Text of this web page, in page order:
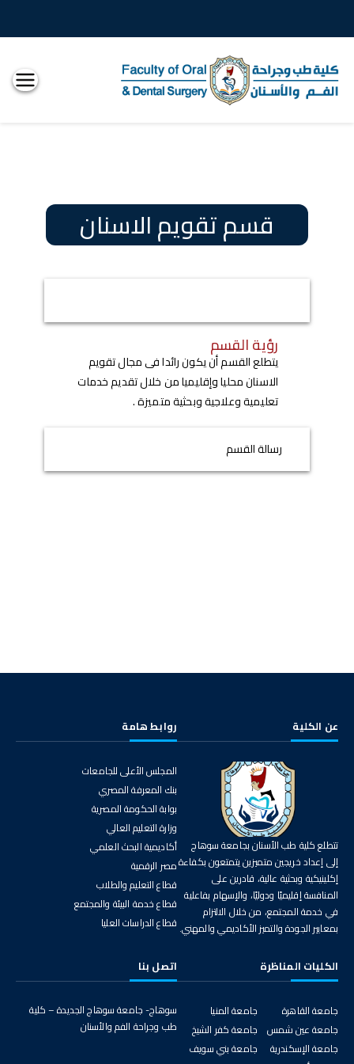
قسم تقويم الاسنان
رسالة القسم
رؤية القسم
يتطلع القسم أن يكون رائدا فى مجال تقويم
الاسنان محليا وإقليميا من خلال تقديم خدمات
تعليمية وعلاجية وبحثية متميزة .
عن الكلية
تتطلع كلية طب الأسنان بجامعة سوهاج
إلى إعداد خريجين متميزين يتمتعون بكفاءة
إكلينيكية وبحثية عالية، قادرين على
المنافسة إقليميًا ودوليًا، والإسهام بفاعلية
في خدمة المجتمع، من خلال الالتزام
بمعايير الجودة والتميز الأكاديمي والمهني.
روابط هامة
المجلس الأعلى للجامعات
بنك المعرفة المصري
بوابة الحكومة المصرية
وزارة التعليم العالي
أكاديمية البحث العلمي
مصر الرقمية
قطاع التعليم والطلاب
قطاع خدمة البيئة والمجتمع
قطاع الدراسات العليا
الكليات المناظرة
جامعة القاهرة
جامعة عين شمس
جامعة الإسكندرية
جامعة المنيا
جامعة كفر الشيخ
جامعة بني سويف
اتصل بنا
سوهاج- جامعة سوهاج الجديدة – كلية
طب وجراحة الفم والأسنان